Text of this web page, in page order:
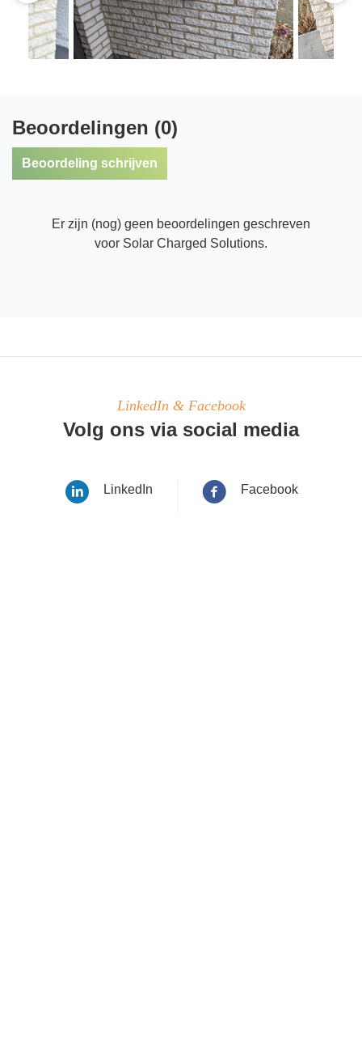
Beoordelingen (0)
Beoordeling schrijven
Er zijn (nog) geen beoordelingen geschreven
voor Solar Charged Solutions.
LinkedIn & Facebook
Volg ons via social media
LinkedIn Facebook